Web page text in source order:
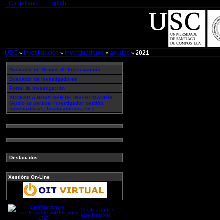
Castellano English
USC » Investigación » Investigadores » axudas » 2021
Buscador de Grupos de Investigación
Buscador de investigadores
Portal da Investigación
ACCESO A NOVA WEB DE INVESTIGACIÓN
(Apoio ao persoal investigador, xestión,
convocatorias, financiamento, etc.)
Destacados
Xestións On-Line
Certificacións e
acreditacións